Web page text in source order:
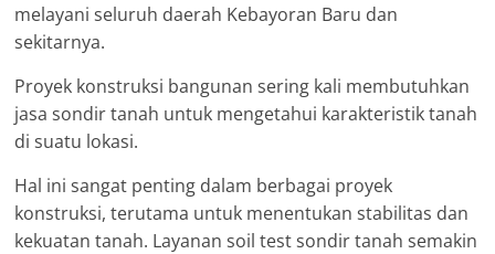
melayani seluruh daerah Kebayoran Baru dan
sekitarnya.
Proyek konstruksi bangunan sering kali membutuhkan
jasa sondir tanah untuk mengetahui karakteristik tanah
di suatu lokasi.
Hal ini sangat penting dalam berbagai proyek
konstruksi, terutama untuk menentukan stabilitas dan
kekuatan tanah. Layanan soil test sondir tanah semakin